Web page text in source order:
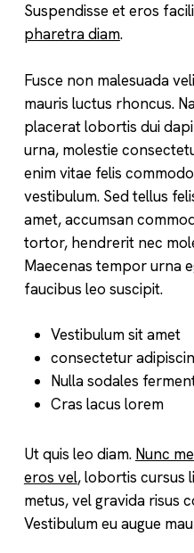
Suspendisse et eros
pharetra diam.
Fusce non malesuada
mauris luctus rhoncus.
placerat lobortis dui
urna, molestie
enim vitae felis
vestibulum. Sed tellus
amet, accumsan
tortor, hendrerit nec
Maecenas tempor urna
faucibus leo suscipit.
Vestibulum sit amet
consectetur
Nulla sodales
Cras lacus lorem
Ut quis leo diam. Nunc
eros vel, lobortis cursus
metus, vel gravida risus
Vestibulum eu augue